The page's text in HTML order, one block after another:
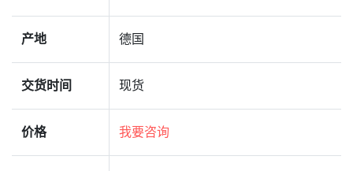
产地 德国
交货时间 现货
价格 我要咨询